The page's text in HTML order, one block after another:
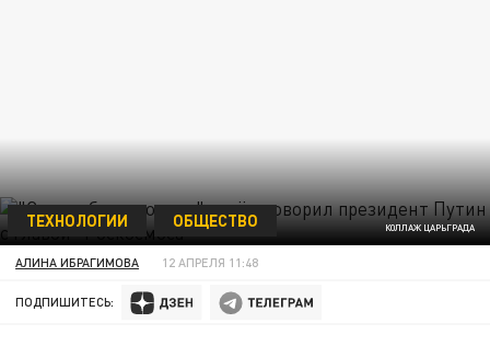
КОЛЛАЖ ЦАРЬГРАДА
ТЕХНОЛОГИИ ОБЩЕСТВО
АЛИНА ИБРАГИМОВА 12 АПРЕЛЯ 11:48
ПОДПИШИТЕСЬ: